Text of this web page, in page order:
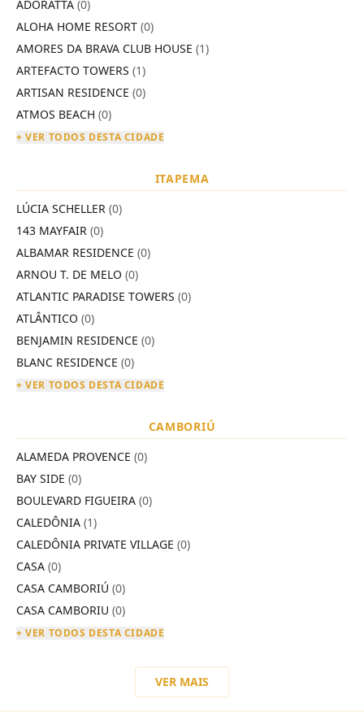
ADORATTA (0)
ALOHA HOME RESORT (0)
AMORES DA BRAVA CLUB HOUSE (1)
ARTEFACTO TOWERS (1)
ARTISAN RESIDENCE (0)
ATMOS BEACH (0)
+ VER TODOS DESTA CIDADE
ITAPEMA
LÚCIA SCHELLER (0)
143 MAYFAIR (0)
ALBAMAR RESIDENCE (0)
ARNOU T. DE MELO (0)
ATLANTIC PARADISE TOWERS (0)
ATLÂNTICO (0)
BENJAMIN RESIDENCE (0)
BLANC RESIDENCE (0)
+ VER TODOS DESTA CIDADE
CAMBORIÚ
ALAMEDA PROVENCE (0)
BAY SIDE (0)
BOULEVARD FIGUEIRA (0)
CALEDÔNIA (1)
CALEDÔNIA PRIVATE VILLAGE (0)
CASA (0)
CASA CAMBORIÚ (0)
CASA CAMBORIU (0)
+ VER TODOS DESTA CIDADE
VER MAIS